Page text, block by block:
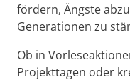
fördern, Ängste
Generationen zu
Ob in
Projekttagen oder